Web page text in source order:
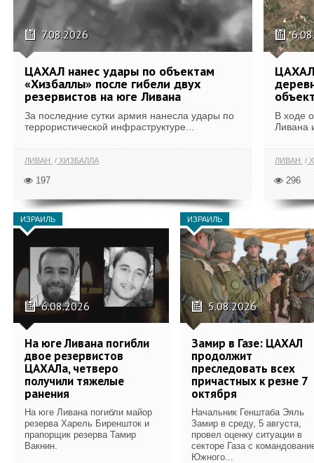
7.08.2026
ЦАХАЛ нанес удары по объектам
«Хизбаллы» после гибели двух
резервистов на юге Ливана
За последние сутки армия нанесла удары по
террористической инфраструктуре...
ЛИВАН ХИЗБАЛЛА
197
В ходе
Ливана
ЛИВАН
296
ИЗРАИЛЬ
6.08.2026
На юге Ливана погибли
двое резервистов
ЦАХАЛа, четверо
получили тяжелые
ранения
На юге Ливана погибли майор
резерва Харель Биреншток и
прапорщик резерва Тамир
Вакнин.
ИЗРАИЛЬ
5.08.2026
Замир в Газе: ЦАХАЛ
продолжит
преследовать всех
причастных к резне 7
октября
Начальник Генштаба Эяль
Замир в среду, 5 августа,
провел оценку ситуации в
секторе Газа с
Южного...